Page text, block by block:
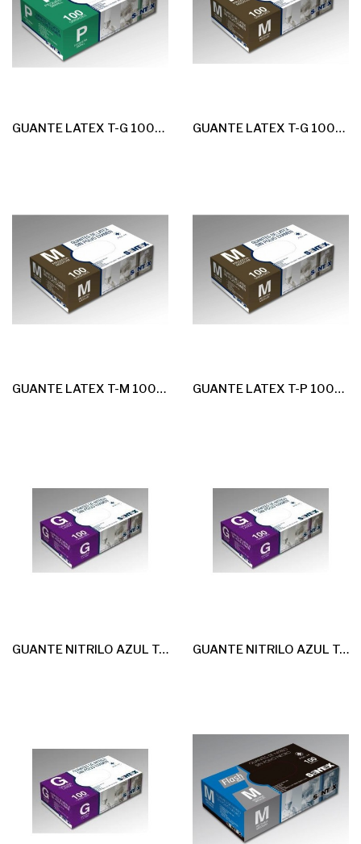
GUANTE LATEX T-G 100u *Con Polvo* G-4,5 GUANTE LATEX T-G 100u *Sin Polvo* G-4,5
GUANTE LATEX T-M 100u *Sin Polvo* G-4,5 GUANTE LATEX T-P 100u *Sin Polvo* G-4,5
GUANTE NITRILO AZUL T-G 100u *sin Polvo* G-4,5 GUANTE NITRILO AZUL T-M 100u *sin Polvo* G-4,5